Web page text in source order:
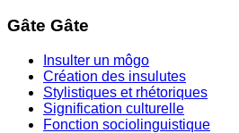
Gâte Gâte
Insulter un môgo
Création des insulutes
Stylistiques et rhétoriques
Signification culturelle
Fonction sociolinguistique